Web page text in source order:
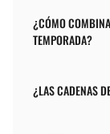
¿CÓMO
TEMPORADA?
¿LAS CADENAS